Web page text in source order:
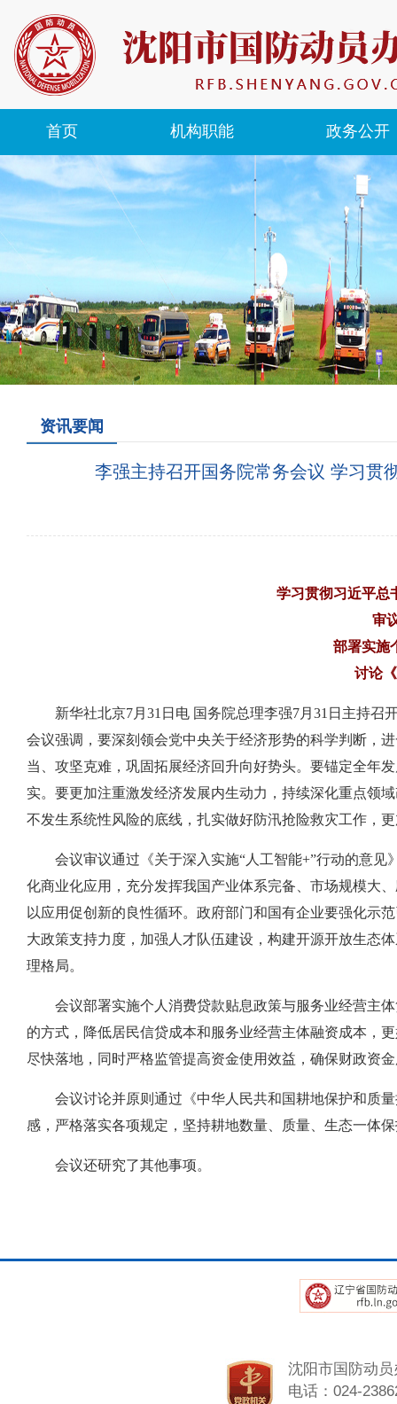
首页 机构职能 政务公开
资讯要闻
李强主持召开国务院常务会议 学习贯
学习贯彻习近平总
审
部署实施
讨论
新华社北京7月31日电 国务院总理李强7月31日主持
会议强调，要深刻领会党中央关于经济形势的科学判断，
当、攻坚克难，巩固拓展经济回升向好势头。要锚定全年
实。要更加注重激发经济发展内生动力，持续深化重点领
不发生系统性风险的底线，扎实做好防汛抢险救灾工作，
会议审议通过《关于深入实施“人工智能+”行动的意
化商业化应用，充分发挥我国产业体系完备、市场规模大
以应用促创新的良性循环。政府部门和国有企业要强化示
大政策支持力度，加强人才队伍建设，构建开源开放生态
理格局。
会议部署实施个人消费贷款贴息政策与服务业经营主
的方式，降低居民信贷成本和服务业经营主体融资成本，
尽快落地，同时严格监管提高资金使用效益，确保财政资
会议讨论并原则通过《中华人民共和国耕地保护和质
感，严格落实各项规定，坚持耕地数量、质量、生态一体
会议还研究了其他事项。
沈阳市国防动
电话：024-